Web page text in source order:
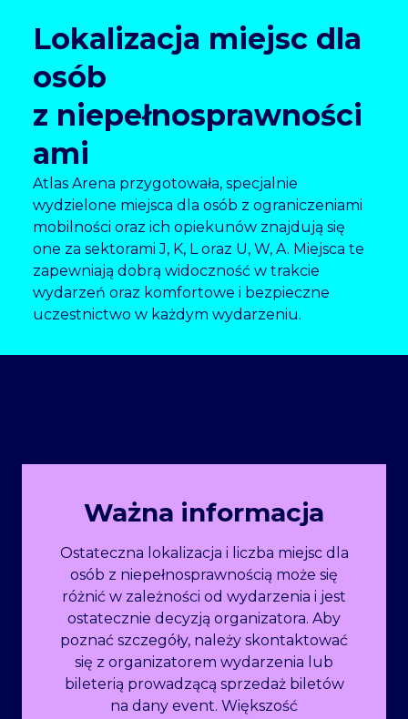
Lokalizacja miejsc dla
osób
z niepełnosprawności
ami
Atlas Arena przygotowała, specjalnie
wydzielone miejsca dla osób z ograniczeniami
mobilności oraz ich opiekunów znajdują się
one za sektorami J, K, L oraz U, W, A. Miejsca te
zapewniają dobrą widoczność w trakcie
wydarzeń oraz komfortowe i bezpieczne
uczestnictwo w każdym wydarzeniu.
Ważna informacja
Ostateczna lokalizacja i liczba miejsc dla
osób z niepełnosprawnością może się
różnić w zależności od wydarzenia i jest
ostatecznie decyzją organizatora. Aby
poznać szczegóły, należy skontaktować
się z organizatorem wydarzenia lub
bileterią prowadzącą sprzedaż biletów
na dany event. Większość